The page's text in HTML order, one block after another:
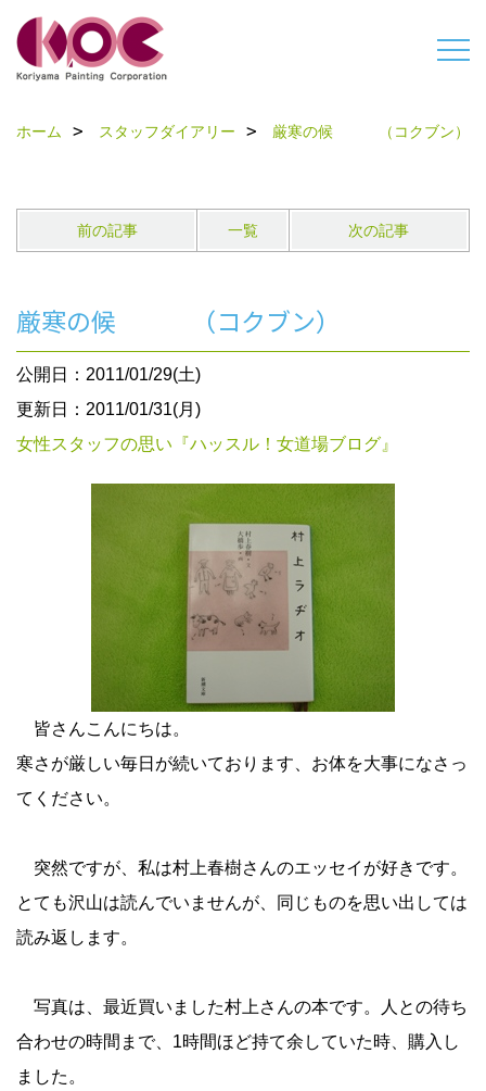
ホーム スタッフダイアリー 厳寒の候 （コクブン）
前の記事 一覧 次の記事
厳寒の候 （コクブン）
公開日：2011/01/29(土)
更新日：2011/01/31(月)
女性スタッフの思い『ハッスル！女道場ブログ』
皆さんこんにちは。
寒さが厳しい毎日が続いております、お体を大事になさっ
てください。
突然ですが、私は村上春樹さんのエッセイが好きです。
とても沢山は読んでいませんが、同じものを思い出しては
読み返します。
写真は、最近買いました村上さんの本です。人との待ち
合わせの時間まで、1時間ほど持て余していた時、購入し
ました。